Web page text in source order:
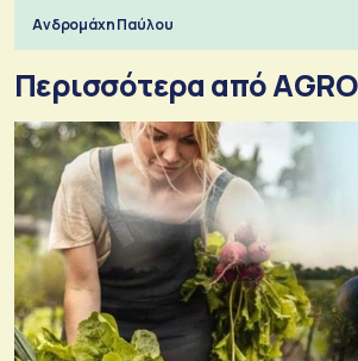
Ανδρομάχη Παύλου
Περισσότερα από AGRO